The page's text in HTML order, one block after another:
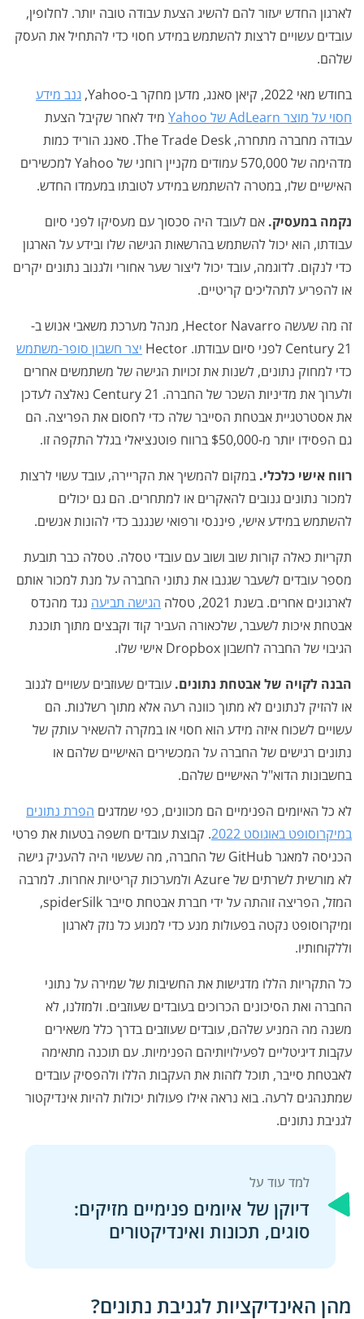
לארגון החדש יעזור להם להשיג הצעת עבודה טובה יותר. לחלופין,
עובדים עשויים לרצות להשתמש במידע חסוי כדי להתחיל את העסק
שלהם.
בחודש מאי 2022, קיאן סאנג, מדען מחקר ב-Yahoo,
גנב מידע
חסוי על מוצר AdLearn של Yahoo
מיד לאחר שקיבל הצעת
עבודה מחברה מתחרה, The Trade Desk. סאנג הוריד כמות
מדהימה של 570,000 עמודים מקניין רוחני של Yahoo למכשירים
האישיים שלו, במטרה להשתמש במידע לטובתו במעמדו החדש.
נקמה במעסיק. אם לעובד היה סכסוך עם מעסיקו לפני סיום
עבודתו, הוא יכול להשתמש בהרשאות הגישה שלו ובידע על הארגון
כדי לנקום. לדוגמה, עובד יכול ליצור שער אחורי ולגנוב נתונים יקרים
או להפריע לתהליכים קריטיים.
זה מה שעשה Hector Navarro, מנהל מערכת משאבי אנוש ב-
Century 21 לפני סיום עבודתו. Hector
יצר חשבון סופר-משתמש
כדי למחוק נתונים, לשנות את זכויות הגישה של משתמשים אחרים
ולערוך את מדיניות השכר של החברה. Century 21 נאלצה לעדכן
את אסטרטגיית אבטחת הסייבר שלה כדי לחסום את הפריצה. הם
גם הפסידו יותר מ-$50,000 ברווח פוטנציאלי בגלל התקפה זו.
רווח אישי כלכלי. במקום להמשיך את הקריירה, עובד עשוי לרצות
למכור נתונים גנובים להאקרים או למתחרים. הם גם יכולים
להשתמש במידע אישי, פיננסי ורפואי שנגנב כדי להונות אנשים.
תקריות כאלה קורות שוב ושוב עם עובדי טסלה. טסלה כבר תובעת
מספר עובדים לשעבר שגנבו את נתוני החברה על מנת למכור אותם
לארגונים אחרים. בשנת 2021, טסלה
הגישה תביעה נגד מהנדס
אבטחת איכות לשעבר, שלכאורה העביר קוד וקבצים מתוך תוכנת
הגיבוי של החברה לחשבון Dropbox אישי שלו.
הבנה לקויה של אבטחת נתונים. עובדים שעוזבים עשויים לגנוב
או להזיק לנתונים לא מתוך כוונה רעה אלא מתוך רשלנות. הם
עשויים לשכוח איזה מידע הוא חסוי או במקרה להשאיר עותק של
נתונים רגישים של החברה על המכשירים האישיים שלהם או
בחשבונות הדוא"ל האישיים שלהם.
לא כל האיומים הפנימיים הם מכוונים, כפי שמדגים הפרת נתונים
במיקרוסופט באוגוסט 2022
. קבוצת עובדים חשפה בטעות את פרטי
הכניסה למאגר GitHub של החברה, מה שעשוי היה להעניק גישה
לא מורשית לשרתים של Azure ולמערכות קריטיות אחרות. למרבה
המזל, הפריצה זוהתה על ידי חברת אבטחת סייבר spiderSilk,
ומיקרוסופט נקטה בפעולות מנע כדי למנוע כל נזק לארגון
וללקוחותיו.
כל התקריות הללו מדגישות את החשיבות של שמירה על נתוני
החברה ואת הסיכונים הכרוכים בעובדים שעוזבים. ולמזלנו, לא
משנה מה המניע שלהם, עובדים שעוזבים בדרך כלל משאירים
עקבות דיגיטליים לפעילויותיהם הפנימיות. עם תוכנה מתאימה
לאבטחת סייבר, תוכל לזהות את העקבות הללו ולהפסיק עובדים
שמתנהגים לרעה. בוא נראה אילו פעולות יכולות להיות אינדיקטור
לגניבת נתונים.
דיוקן של איומים פנימיים מזיקים:
סוגים, תכונות ואינדיקטורים
מהן האינדיקציות לגניבת נתונים?